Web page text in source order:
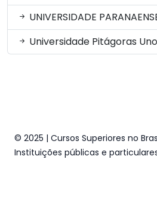
UNIVERSIDADE
Universidade Pitágoras
© 2025 | Cursos Superiores no
Instituições públicas e